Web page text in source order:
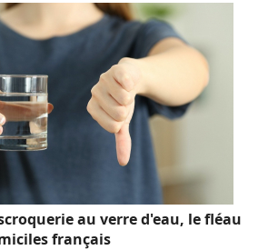
au verre d'eau, le fléau
français